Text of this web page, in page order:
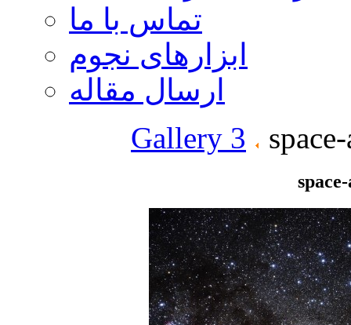
تماس با ما
ابزارهای نجوم
ارسال مقاله
Gallery 3